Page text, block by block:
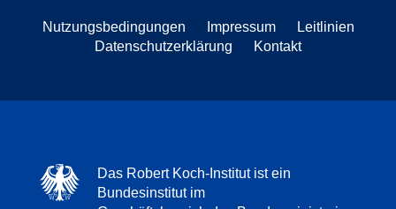
Nutzungsbedingungen Impressum
Leitlinien
Datenschutzerklärung
Kontakt
Das Robert Koch-Institut ist ein
Bundesinstitut im